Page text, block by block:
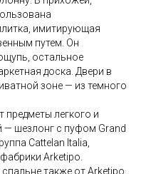
имитирующая
путем. Он
остальное
доска. Двери в
зоне — из темного
легкого и
— шезлонг с пуфом Grand
Cattelan Italia,
Аrketipo.
также от Аrketipo.